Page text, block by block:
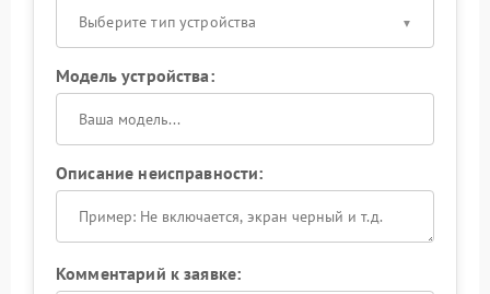
Выберите тип устройства
Модель устройства:
Описание неисправности:
Комментарий к заявке: